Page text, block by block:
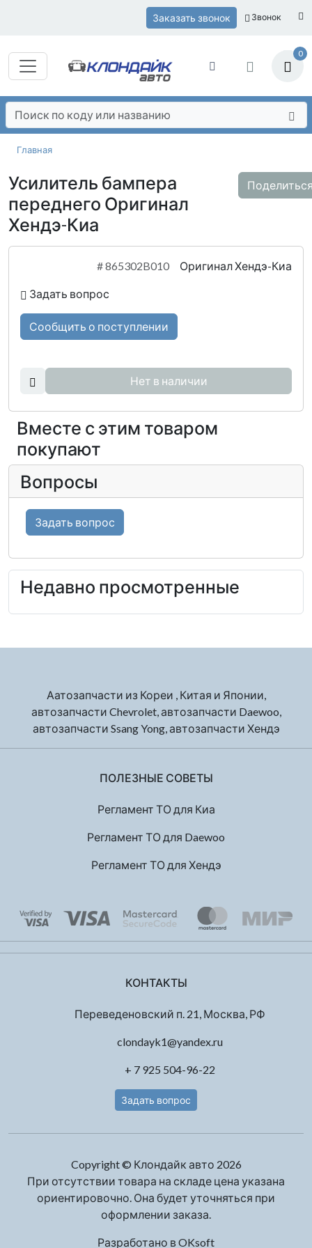
Заказать звонок Звонок
0
Главная
Усилитель бампера
переднего Оригинал
Хендэ-Киа
#865302B010 Оригинал Хендэ-Киа
Задать вопрос
Сообщить о поступлении
Нет в наличии
Вместе с этим товаром
покупают
Вопросы
Задать вопрос
Недавно просмотренные
Аатозапчасти из Кореи , Китая и Японии,
автозапчасти Chevrolet, автозапчасти Daewoo,
автозапчасти Ssang Yong, автозапчасти Хендэ
ПОЛЕЗНЫЕ СОВЕТЫ
Регламент ТО для Киа
Регламент ТО для Daewoo
Регламент ТО для Хендэ
КОНТАКТЫ
Переведеновский п. 21, Москва, РФ
clondayk1@yandex.ru
+ 7 925 504-96-22
Задать вопрос
Copyright © Клондайк авто 2026
При отсутствии товара на складе цена указана
ориентировочно. Она будет уточняться при
оформлении заказа.
Разработано в OKsoft